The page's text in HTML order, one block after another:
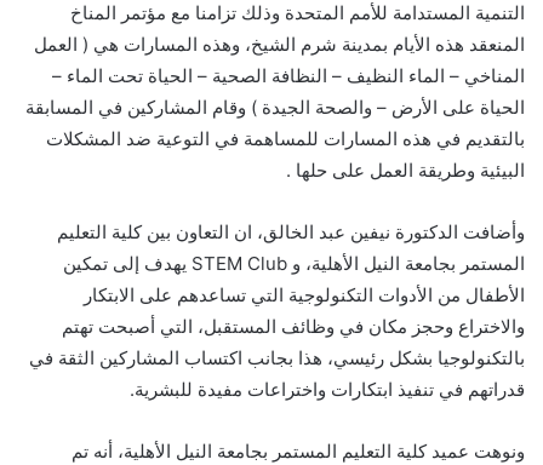
التنمية المستدامة للأمم المتحدة وذلك تزامنا مع مؤتمر المناخ
المنعقد هذه الأيام بمدينة شرم الشيخ، وهذه المسارات هي ( العمل
المناخي – الماء النظيف – النظافة الصحية – الحياة تحت الماء –
الحياة على الأرض – والصحة الجيدة ) وقام المشاركين في المسابقة
بالتقديم في هذه المسارات للمساهمة في التوعية ضد المشكلات
البيئية وطريقة العمل على حلها .
وأضافت الدكتورة نيفين عبد الخالق، ان التعاون بين كلية التعليم
المستمر بجامعة النيل الأهلية، و STEM Club يهدف إلى تمكين
الأطفال من الأدوات التكنولوجية التي تساعدهم على الابتكار
والاختراع وحجز مكان في وظائف المستقبل، التي أصبحت تهتم
بالتكنولوجيا بشكل رئيسي، هذا بجانب اكتساب المشاركين الثقة في
قدراتهم في تنفيذ ابتكارات واختراعات مفيدة للبشرية.
ونوهت عميد كلية التعليم المستمر بجامعة النيل الأهلية، أنه تم